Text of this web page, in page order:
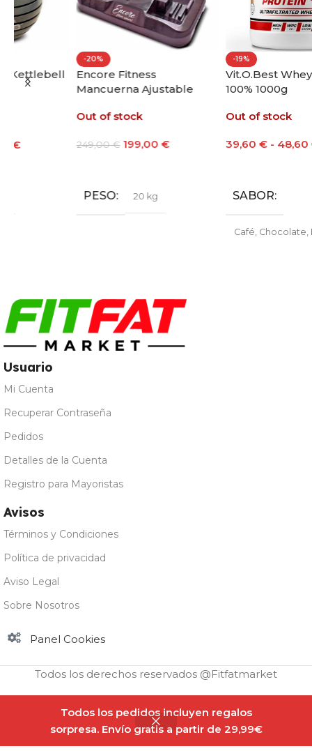
Todos los pedidos incluyen regalos
sorpresa. Envío gratis a partir de 29,99€
Encore Fitness
Mancuerna Ajustable
Out of stock
249,00 199,00€
20 kg
Vit.O.Best Whey Protein
100% 1000g
Out of stock
39,60 48,60€
Chocolate,Fresa,
Usuario
Mi Cuenta
Recuperar Contraseña
Pedidos
Detalles de la Cuenta
Registro para Mayoristas
Avisos
Términos y Condiciones
Política de privacidad
Aviso Legal
Sobre Nosotros
Panel Cookies
Todos los derechos reservados @Fitfatmarket
Servivita Sirope
Zero Fresa 320
ml
3,90€
Sin
existencias